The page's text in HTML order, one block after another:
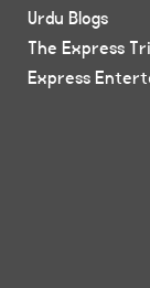
Urdu Blogs
The Express
Express